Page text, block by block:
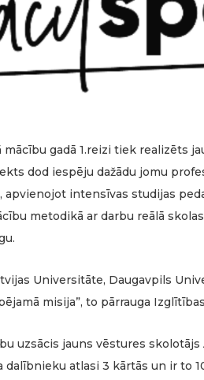
mācību gadā 1.reizi tiek realizēts
dod iespēju dažādu jomu
apvienojot intensīvas studijas
metodikā ar darbu reālā
Universitāte, Daugavpils
misija”, to pārrauga
uzsācis jauns vēstures skolotājs
dalībnieku atlasi 3 kārtās un ir to